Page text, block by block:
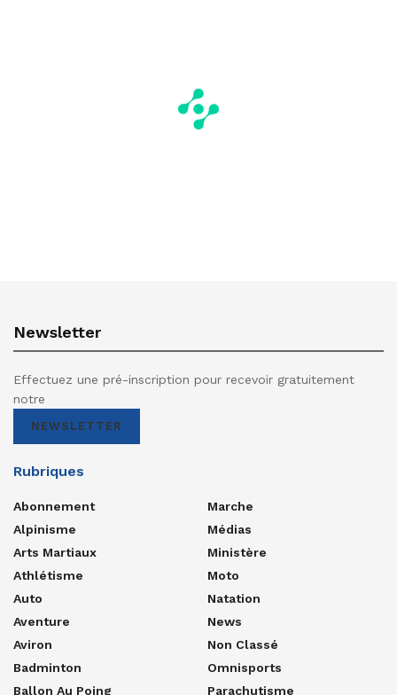
Newsletter
Effectuez une pré-inscription pour recevoir gratuitement
notre
NEWSLETTER
Rubriques
Abonnement
Alpinisme
Arts Martiaux
Athlétisme
Auto
Aventure
Aviron
Badminton
Ballon Au Poing
Marche
Médias
Ministère
Moto
Natation
News
Non Classé
Omnisports
Parachutisme